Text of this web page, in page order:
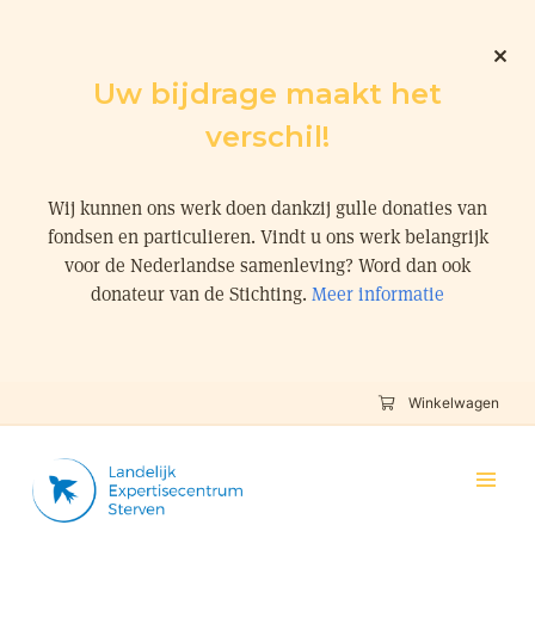
Uw bijdrage maakt het
verschil!
Wij kunnen ons werk doen dankzij gulle donaties van
fondsen en particulieren. Vindt u ons werk belangrijk
voor de Nederlandse samenleving? Word dan ook
donateur van de Stichting. Meer informatie
Winkelwagen